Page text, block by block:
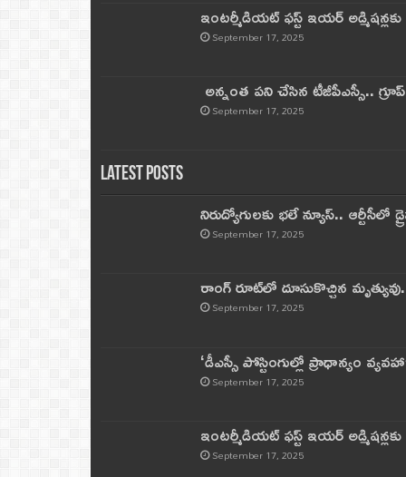
ఇంటర్మీడియట్ ఫస్ట్‌ ఇయర్‌
September 17, 2025
అన్నంత పని చేసిన టీజీపీఎస్సీ..
September 17, 2025
Latest Posts
నిరుద్యోగులకు భలే న్యూస్.. ఆర్టీసీలో
September 17, 2025
రాంగ్ రూట్‌లో దూసుకొచ్చిన
September 17, 2025
‘డీఎస్సీ పోస్టింగుల్లో ప్రాధాన్యం
September 17, 2025
ఇంటర్మీడియట్ ఫస్ట్‌ ఇయర్‌
September 17, 2025